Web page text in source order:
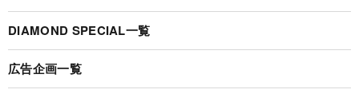
DIAMOND SPECIAL一覧
広告企画一覧